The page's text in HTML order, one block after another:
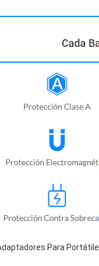
Para